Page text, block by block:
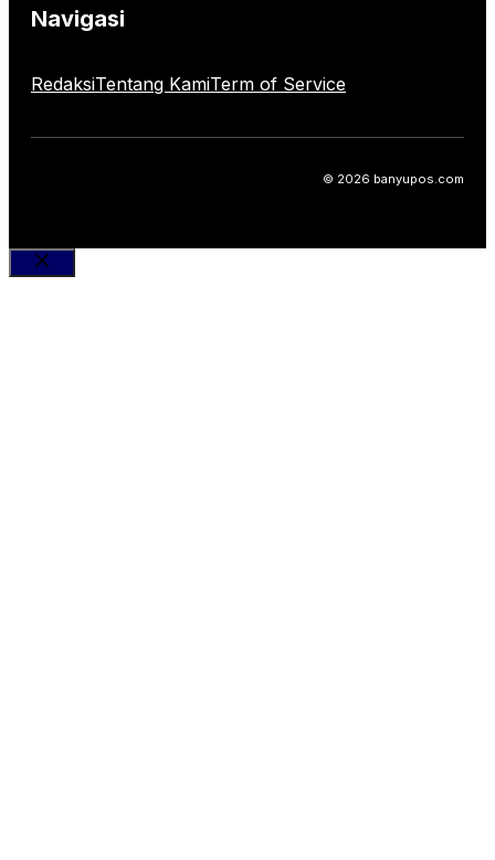
Navigasi
RedaksiTentang KamiTerm of Service
© 2026 banyupos.com
Close